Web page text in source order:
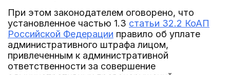
При этом законодателем оговорено, что
установленное частью 1.3 статьи 32.2 КоАП
Российской Федерации правило об уплате
административного штрафа лицом,
привлеченным к административной
ответственности за совершение